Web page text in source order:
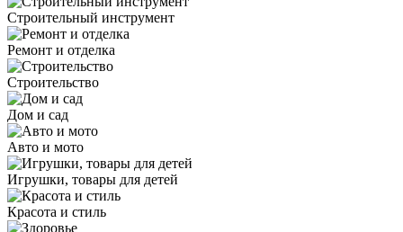
Строительный инструмент
Ремонт и отделка
Строительство
Дом и сад
Авто и мото
Игрушки, товары для детей
Красота и стиль